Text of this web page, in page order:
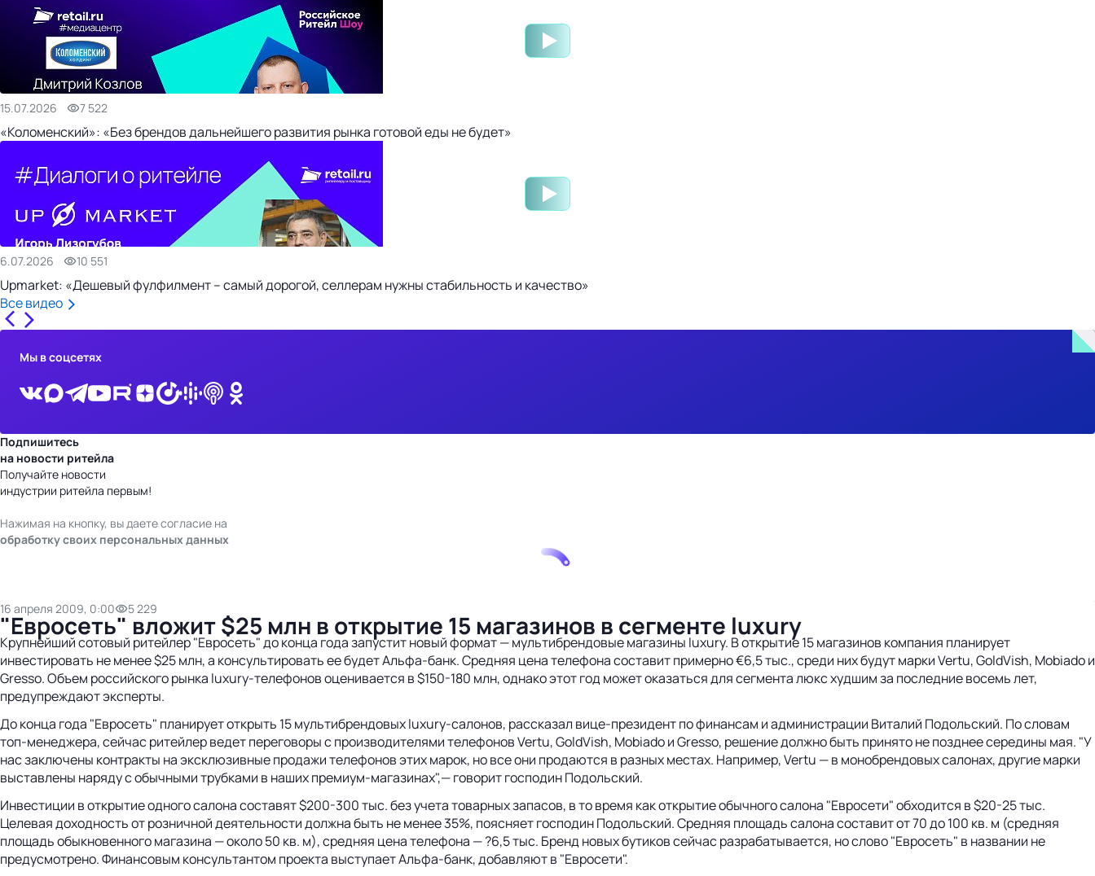
15.07.2026 7 522
«Коломенский»: «Без брендов дальнейшего развития рынка готовой еды не будет»
6.07.2026 10 551
Upmarket: «Дешевый фулфилмент – самый дорогой, селлерам нужны стабильность и качество»
Все видео
Мы в соцсетях
Подпишитесь
на новости ритейла
Получайте новости
индустрии ритейла первым!
Нажимая на кнопку, вы даете согласие на
обработку своих персональных данных
16 апреля 2009, 0:00 5 229
"Евросеть" вложит $25 млн в открытие 15 магазинов в сегменте luxury
Крупнейший сотовый ритейлер "Евросеть" до конца года запустит новый формат — мультибрендовые магазины luxury. В открытие 15 магазинов компания планирует
инвестировать не менее $25 млн, а консультировать ее будет Альфа-банк. Средняя цена телефона составит примерно €6,5 тыс., среди них будут марки Vertu, GoldVish, Mobiado и
Gresso. Объем российского рынка luxury-телефонов оценивается в $150-180 млн, однако этот год может оказаться для сегмента люкс худшим за последние восемь лет,
предупреждают эксперты.
До конца года "Евросеть" планирует открыть 15 мультибрендовых luxury-салонов, рассказал вице-президент по финансам и администрации Виталий Подольский. По словам
топ-менеджера, сейчас ритейлер ведет переговоры с производителями телефонов Vertu, GoldVish, Mobiado и Gresso, решение должно быть принято не позднее середины мая. "У
нас заключены контракты на эксклюзивные продажи телефонов этих марок, но все они продаются в разных местах. Например, Vertu — в монобрендовых салонах, другие марки
выставлены наряду с обычными трубками в наших премиум-магазинах",— говорит господин Подольский.
Инвестиции в открытие одного салона составят $200-300 тыс. без учета товарных запасов, в то время как открытие обычного салона "Евросети" обходится в $20-25 тыс.
Целевая доходность от розничной деятельности должна быть не менее 35%, поясняет господин Подольский. Средняя площадь салона составит от 70 до 100 кв. м (средняя
площадь обыкновенного магазина — около 50 кв. м), средняя цена телефона — ?6,5 тыс. Бренд новых бутиков сейчас разрабатывается, но слово "Евросеть" в названии не
предусмотрено. Финансовым консультантом проекта выступает Альфа-банк, добавляют в "Евросети".